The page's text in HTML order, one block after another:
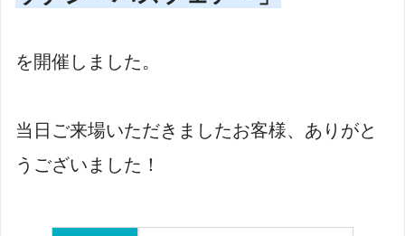
を開催しました。
当日ご来場いただきましたお客様、ありがと
うございました！